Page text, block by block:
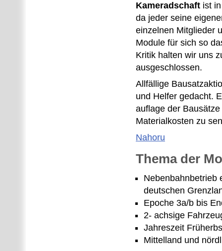
Kameradschaft ist
da jeder seine
einzelnen Mitglieder
Module für sich so
Kritik halten wir uns
ausgeschlossen.
Allfällige
und Helfer gedacht.
auflage der
Materialkosten zu
Nahoru
Thema der
Nebenbahnbetrieb
deutschen
Epoche 3a/b bis
2- achsige
Jahreszeit
Mittelland und